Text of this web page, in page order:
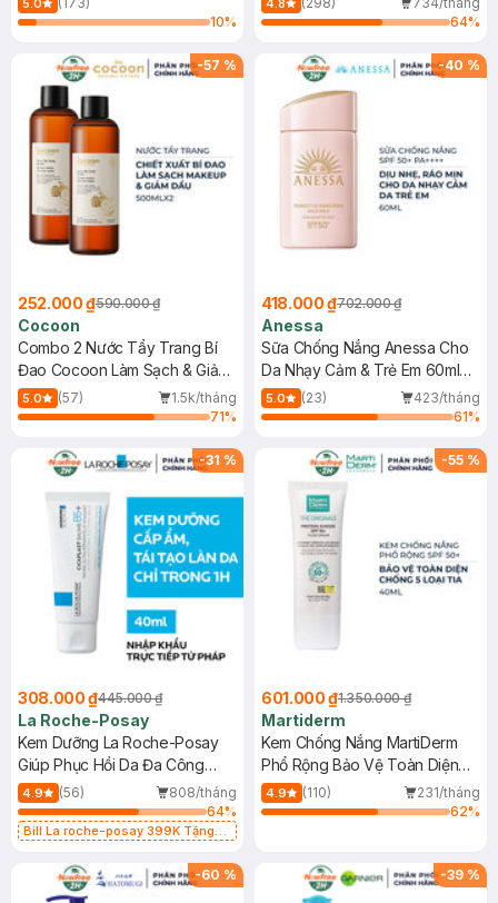
5.0
10%
4.8
64%
-57 %
252.000 ₫590.000 ₫
Cocoon
Combo 2 Nước Tẩy Trang Bí
Đao Cocoon Làm Sạch & Giảm
Dầu 500ml
5.0 (57)
1.5k/tháng
71%
-40 %
418.000 ₫702.000 ₫
Anessa
Sữa Chống Nắng Anessa Cho
Da Nhạy Cảm & Trẻ Em 60ml
(Mới)
5.0 (23)
423/tháng
61%
-31 %
308.000 ₫445.000 ₫
La Roche-Posay
Kem Dưỡng La Roche-Posay
Giúp Phục Hồi Da Đa Công
Dụng 40ml
4.9 (56)
808/tháng
64%
Bill La roche-posay 399K Tặng
(SL có hạn)
-55 %
601.000 ₫1.350.000 ₫
Martiderm
Kem Chống Nắng MartiDerm
Phổ Rộng Bảo Vệ Toàn Diện
40ml
4.9 (110)
231/tháng
62%
-60 % -39 %